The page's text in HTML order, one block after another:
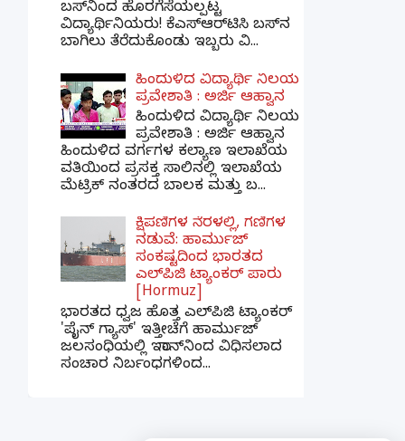
ಬಸ್‌ನಿಂದ ಹೊರಗೆಸೆಯಲ್ಪಟ್ಟ
ವಿದ್ಯಾರ್ಥಿನಿಯರು! ಕೆಎಸ್‌ಆರ್‌ಟಿಸಿ ಬಸ್‌ನ
ಬಾಗಿಲು ತೆರೆದುಕೊಂಡು ಇಬ್ಬರು ವಿ...
ಹಿಂದುಳಿದ ವಿದ್ಯಾರ್ಥಿ ನಿಲಯ
ಪ್ರವೇಶಾತಿ : ಅರ್ಜಿ ಆಹ್ವಾನ
ಹಿಂದುಳಿದ ವಿದ್ಯಾರ್ಥಿ ನಿಲಯ
ಪ್ರವೇಶಾತಿ : ಅರ್ಜಿ ಆಹ್ವಾನ
ಹಿಂದುಳಿದ ವರ್ಗಗಳ ಕಲ್ಯಾಣ ಇಲಾಖೆಯ
ವತಿಯಿಂದ ಪ್ರಸಕ್ತ ಸಾಲಿನಲ್ಲಿ ಇಲಾಖೆಯ
ಮೆಟ್ರಿಕ್ ನಂತರದ ಬಾಲಕ ಮತ್ತು ಬ...
ಕ್ಷಿಪಣಿಗಳ ನೆರಳಲ್ಲಿ, ಗಣಿಗಳ
ನಡುವೆ: ಹಾರ್ಮುಜ್
ಸಂಕಷ್ಟದಿಂದ ಭಾರತದ
ಎಲ್‌ಪಿಜಿ ಟ್ಯಾಂಕರ್ ಪಾರು
[Hormuz]
ಭಾರತದ ಧ್ವಜ ಹೊತ್ತ ಎಲ್‌ಪಿಜಿ ಟ್ಯಾಂಕರ್
'ಪೈನ್ ಗ್ಯಾಸ್' ಇತ್ತೀಚೆಗೆ ಹಾರ್ಮುಜ್
ಜಲಸಂಧಿಯಲ್ಲಿ ಇರಾನ್‌ನಿಂದ ವಿಧಿಸಲಾದ
ಸಂಚಾರ ನಿರ್ಬಂಧಗಳಿಂದ...